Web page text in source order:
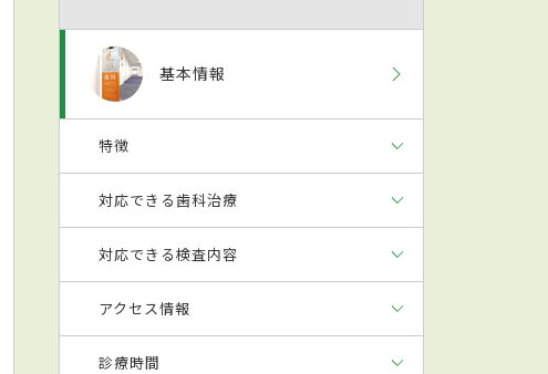
基本情報
特徴
対応できる歯科治療
対応できる検査内容
アクセス情報
診療時間